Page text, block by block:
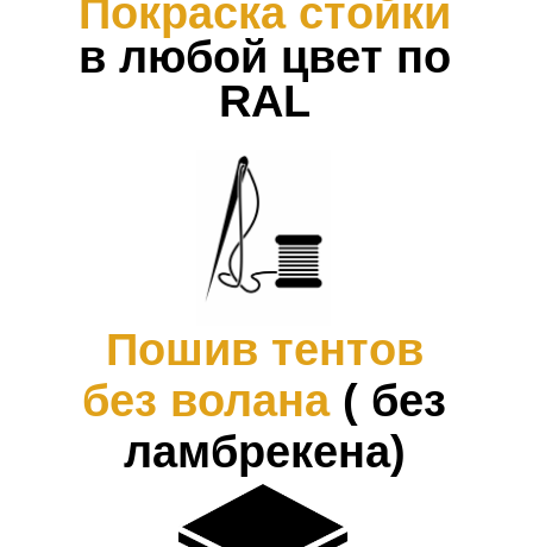
Я соглашаюсь сполитикой
конфиденциальности